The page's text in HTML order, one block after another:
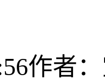
作者